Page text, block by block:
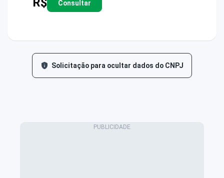
Consultar
Solicitação para ocultar dados do CNPJ